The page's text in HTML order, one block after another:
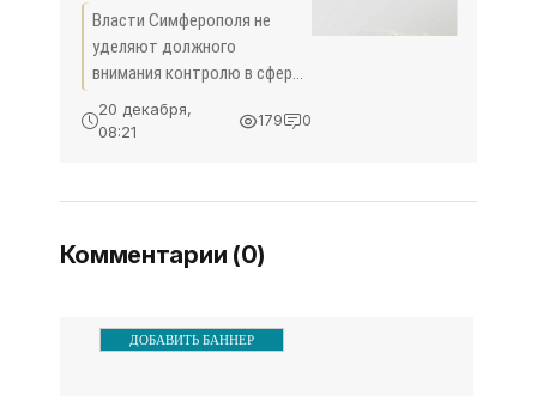
контроль в сфере
земельных
отношений, –
прокурор -
«Симферополь»
Власти Симферополя не
уделяют должного
внимания контролю в сфере
земельных отношений. Об
этом сегодня в ходе
заявил прокурор Киевского
20 декабря,
08:21
179 0
Комментарии (0)
ДОБАВИТЬ БАННЕР